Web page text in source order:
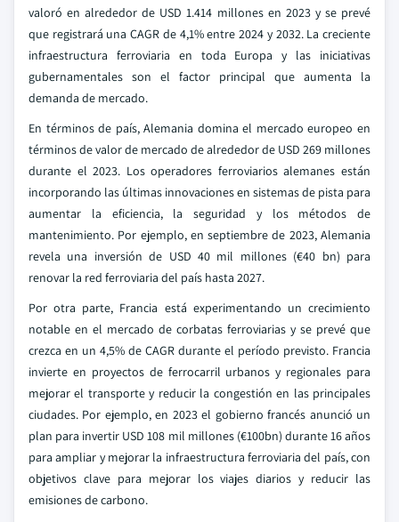
valoró en alrededor de USD 1.414 millones en 2023 y se prevé
que registrará una CAGR de 4,1% entre 2024 y 2032. La creciente
infraestructura ferroviaria en toda Europa y las iniciativas
gubernamentales son el factor principal que aumenta la
demanda de mercado.
En términos de país, Alemania domina el mercado europeo en
términos de valor de mercado de alrededor de USD 269 millones
durante el 2023. Los operadores ferroviarios alemanes están
incorporando las últimas innovaciones en sistemas de pista para
aumentar la eficiencia, la seguridad y los métodos de
mantenimiento. Por ejemplo, en septiembre de 2023, Alemania
revela una inversión de USD 40 mil millones (€40 bn) para
renovar la red ferroviaria del país hasta 2027.
Por otra parte, Francia está experimentando un crecimiento
notable en el mercado de corbatas ferroviarias y se prevé que
crezca en un 4,5% de CAGR durante el período previsto. Francia
invierte en proyectos de ferrocarril urbanos y regionales para
mejorar el transporte y reducir la congestión en las principales
ciudades. Por ejemplo, en 2023 el gobierno francés anunció un
plan para invertir USD 108 mil millones (€100bn) durante 16 años
para ampliar y mejorar la infraestructura ferroviaria del país, con
objetivos clave para mejorar los viajes diarios y reducir las
emisiones de carbono.